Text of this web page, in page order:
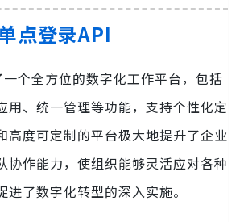
点登录API
个全方位的数字化工作平台，包括
用、统一管理等功能，支持个性化定
高度可定制的平台极大地提升了企业
协作能力，使组织能够灵活应对各种
进了数字化转型的深入实施。